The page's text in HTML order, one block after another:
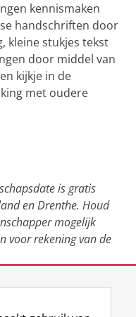
kennismaken
handschriften door
kleine stukjes tekst
door middel van
kijkje in de
met oudere
is gratis
en Drenthe. Houd
mogelijk
voor rekening van de
15:02